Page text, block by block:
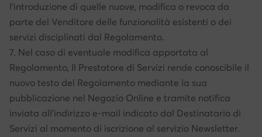
l’introduzione di quelle nuove, modifica o revoca da
parte del Venditore delle funzionalità esistenti o dei
servizi disciplinati dal Regolamento.
7. Nel caso di eventuale modifica apportata al
Regolamento, Il Prestatore di Servizi rende conoscibile il
nuovo testo del Regolamento mediante la sua
pubblicazione nel Negozio Online e tramite notifica
inviata all’indirizzo e-mail indicato dal Destinatario di
Servizi al momento di iscrizione al servizio Newsletter.